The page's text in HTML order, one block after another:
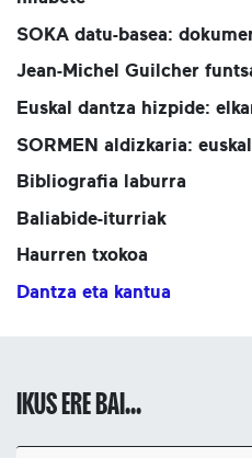
SOKA datu-basea:
Jean-Michel Guilcher
Euskal dantza hizpide:
SORMEN aldizkaria:
Bibliografia laburra
Baliabide-iturriak
Haurren txokoa
Dantza eta kantua
IKUS ERE BAI...